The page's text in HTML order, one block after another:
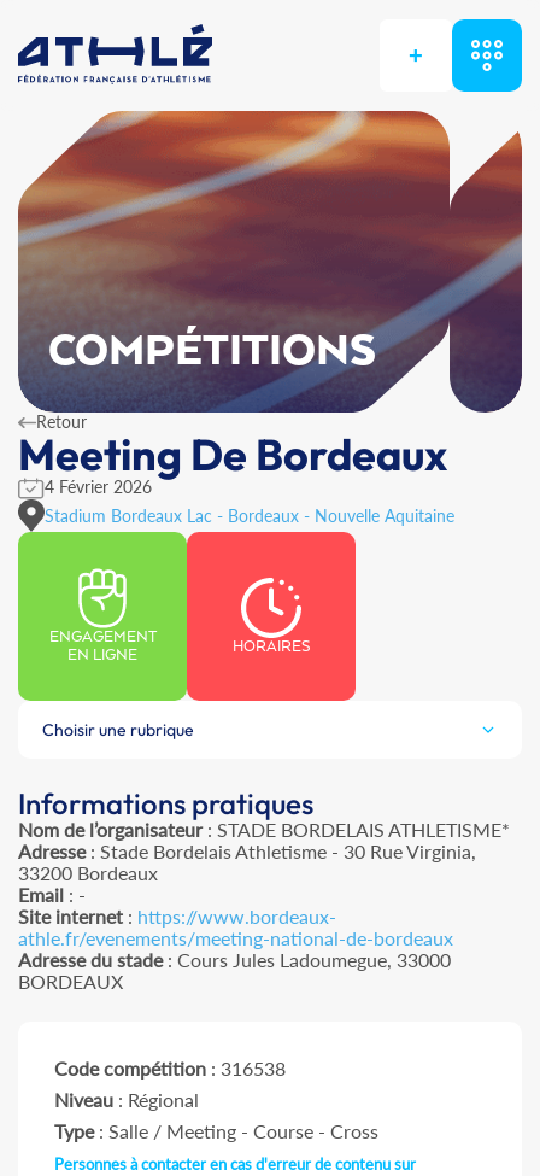
+
COMPÉTITIONS
Retour
Meeting De Bordeaux
4 Février 2026
Stadium Bordeaux Lac - Bordeaux - Nouvelle Aquitaine
ENGAGEMENT
EN LIGNE
HORAIRES
Choisir une rubrique
Informations pratiques
Nom de l’organisateur: STADE BORDELAIS ATHLETISME*
Adresse: Stade Bordelais Athletisme - 30 Rue Virginia,
33200 Bordeaux
Email : -
Site internet : https://www.bordeaux-
athle.fr/evenements/meeting-national-de-bordeaux
Adresse du stade: Cours Jules Ladoumegue, 33000
BORDEAUX
Code compétition : 316538
Niveau : Régional
Type: Salle / Meeting - Course - Cross
Personnes à contacter en cas d'erreur de contenu sur